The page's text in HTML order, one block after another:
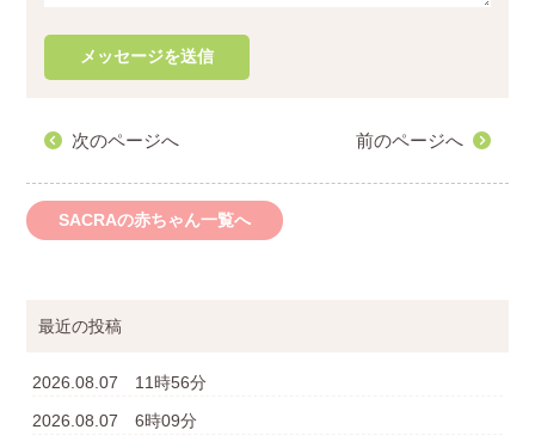
次のページへ 前のページへ
SACRAの赤ちゃん一覧へ
最近の投稿
2026.08.07 11時56分
2026.08.07 6時09分